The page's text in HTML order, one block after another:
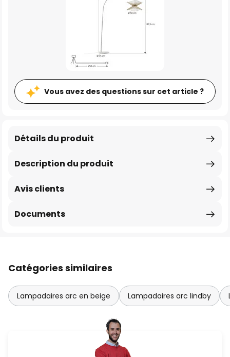
Vous avez des questions sur cet article ?
Description du produit
Détails du produit
Avis clients
Documents
Catégories similaires
Lampadaires arc en beige Lampadaires arc lindby